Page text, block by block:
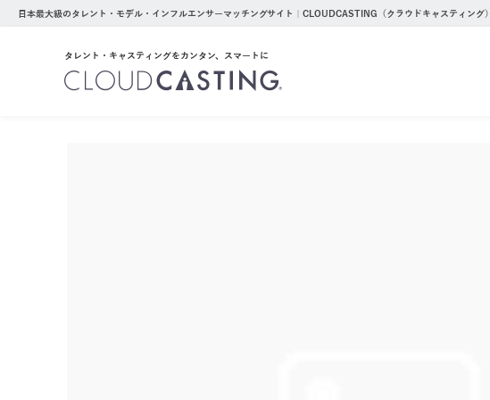
日本最大級のタレント・モデル・インフルエンサーマッチングサイト｜CLOUDCASTING（クラウドキャスティング）
タレント・キャスティングをカンタン、スマートに